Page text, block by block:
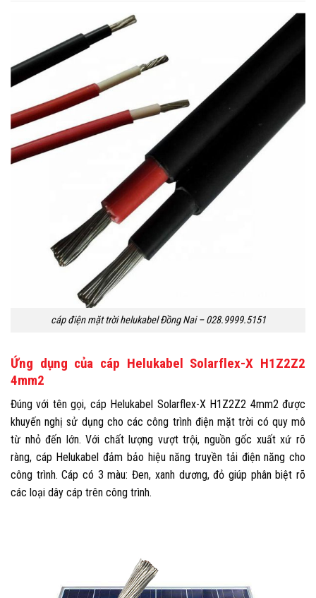
cáp điện mặt trời helukabel Đồng Nai – 028.9999.5151
Ứng dụng của cáp Helukabel Solarflex-X H1Z2Z2
4mm2
Đúng với tên gọi, cáp Helukabel Solarflex-X H1Z2Z2 4mm2 được
khuyến nghị sử dụng cho các công trình điện mặt trời có quy mô
từ nhỏ đến lớn.Với chất lượng vượt trội, nguồn gốc xuất xứ rõ
ràng, cáp Helukabel đảm bảo hiệu năng truyền tải điện năng cho
công trình. Cáp có 3 màu: Đen, xanh dương, đỏ giúp phân biệt rõ
các loại dây cáp trên công trình.